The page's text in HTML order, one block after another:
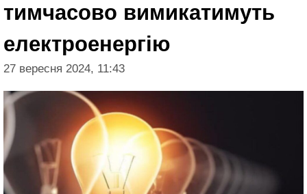
тимчасово вимикатимуть
електроенергію
27 вересня 2024, 11:43